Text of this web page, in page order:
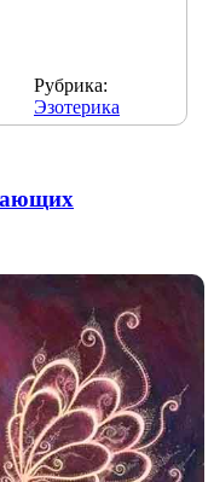
Рубрика:
Эзотерика